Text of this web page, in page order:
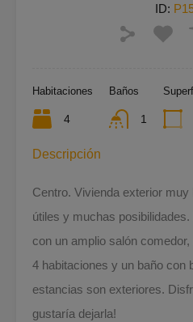
ID:
Habitaciones
4
Baños
1
Descripción
Centro. Vivienda exterior
útiles y muchas
con un amplio salón
4 habitaciones y un baño con
estancias son exteriores.
gustaría dejarla!